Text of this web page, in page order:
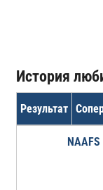
История
Результат